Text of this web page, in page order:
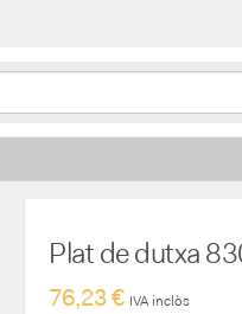
Plat de dutxa
76,23 € IVA inclòs